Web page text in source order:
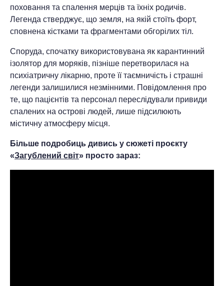
поховання та спалення мерців та їхніх родичів.
Легенда стверджує, що земля, на якій стоїть форт,
сповнена кістками та фрагментами обгорілих тіл.
Споруда, спочатку використовувана як карантинний
ізолятор для моряків, пізніше перетворилася на
психіатричну лікарню, проте її таємничість і страшні
легенди залишилися незмінними. Повідомлення про
те, що пацієнтів та персонал переслідували привиди
спалених на острові людей, лише підсилюють
містичну атмосферу місця.
Більше подробиць дивись у сюжеті проєкту
«Загублений світ» просто зараз: